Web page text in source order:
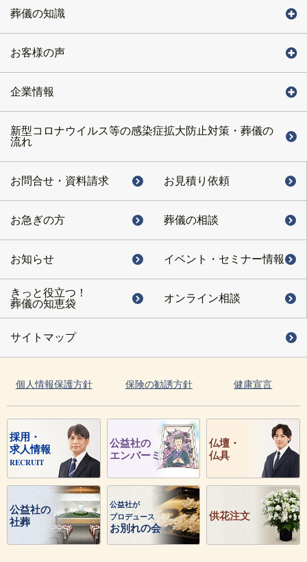
葬儀の知識
お客様の声
企業情報
新型コロナウイルス等の感染症拡大防止対策・葬儀の
流れ
お問合せ・ 資料請求 お見積り依頼
お急ぎの方 葬儀の相談
お知らせ イベント・ セミナー情報
きっと役立つ！
葬儀の知恵袋
オンライン相談
サイトマップ
個人情報保護方針 保険の勧誘方針 健康宣言
採用・
求人情報
RECRUIT
公益社の
エンバーミング
仏壇・
仏具
公益社の
社葬
公益社が
プロデュース
お別れの会
供花注文